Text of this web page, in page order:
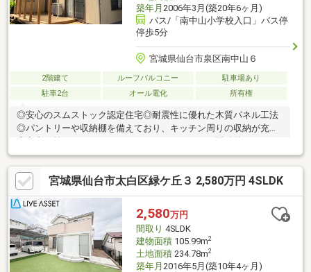
築年月 2006年3月(築20年6ヶ月)
バス/「南中山小学校入口」バス停
停歩5分
宮城県仙台市泉区南中山６
2階建て ルーフバルコニー
駐車場あり
駐車2台
オール電化 所有権
◎安心のスムストック認定住宅◎耐震性に優れた木質パネル工法
◎パントリーや収納棚を備えており、キッチン周りの収納が充実
バルコニーがあります。＝＝＝＝＝＝＝＝＝＝＝＝＝＝＝＝＝＝
＝＝＝＝＝＝＝＝＝＝◎小・中学校が徒歩１０分圏内。毎日の通
学が近く、親御様の安心感が違います。◎団地内にヨークベニマ
ルがあるのでお買い物もしやすく、きれいに整った街並みを眺め
ながらの散歩も楽しめます。◎近くに公園もあるので、ご家族で
楽しい時間も共有できます。
宮城県仙台市太白区緑ケ丘３ 2,580万円 4SLDK
2,580万円
間取り 4SLDK
建物面積105.99m2
土地面積234.78m2
築年月 2016年5月(築10年4ヶ月)